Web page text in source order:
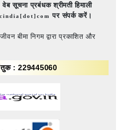
वेब सूचना प्रबंधक श्रीमती हिमाली
पर संपर्क करें।
बीमा निगम द्वारा प्रकाशित और
: 229445060